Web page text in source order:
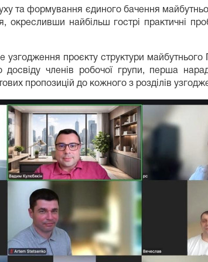
та формування єдиного бачення
окресливши найбільш гострі практичні
узгодження проєкту структури
досвіду членів робочої групи, перша
пропозицій до кожного з розділів